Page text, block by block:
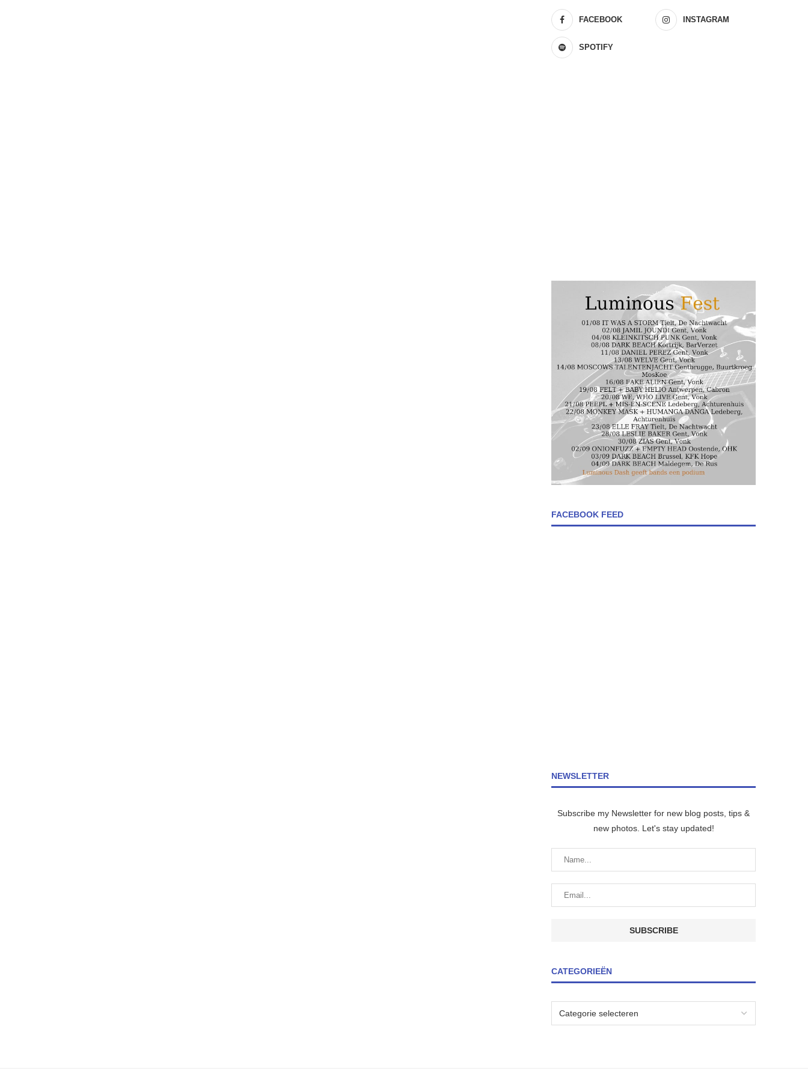
FACEBOOK INSTAGRAM
SPOTIFY
FACEBOOK FEED
NEWSLETTER
Subscribe my Newsletter for new blog posts, tips &
new photos. Let's stay updated!
CATEGORIEËN